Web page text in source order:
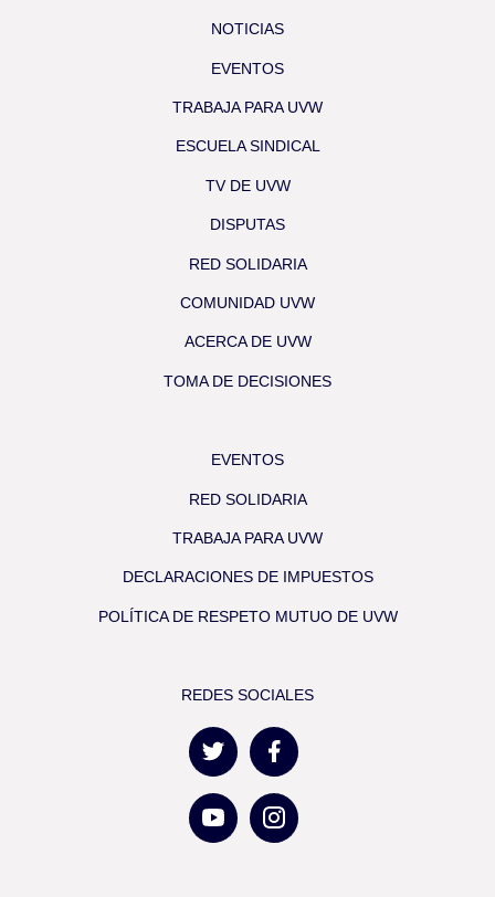
NOTICIAS
EVENTOS
TRABAJA PARA UVW
ESCUELA SINDICAL
TV DE UVW
DISPUTAS
RED SOLIDARIA
COMUNIDAD UVW
ACERCA DE UVW
TOMA DE DECISIONES
EVENTOS
RED SOLIDARIA
TRABAJA PARA UVW
DECLARACIONES DE IMPUESTOS
POLÍTICA DE RESPETO MUTUO DE UVW
REDES SOCIALES